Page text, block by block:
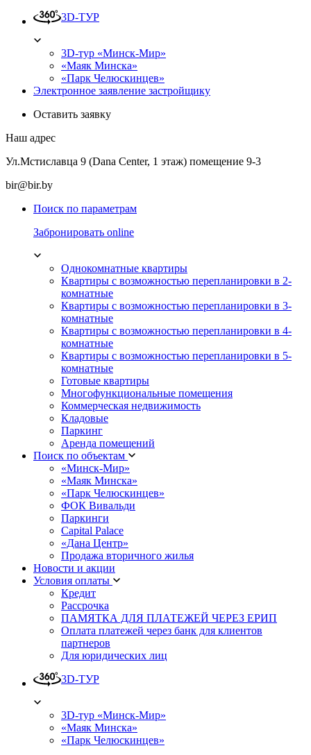
3D-ТУР
3D-тур «Минск-Мир»
«Маяк Минска»
«Парк Челюскинцев»
Электронное заявление застройщику
Оставить заявку
Наш адрес
Ул.Мстиславца 9 (Dana Center, 1 этаж) помещение 9-3
bir@bir.by
Поиск по параметрам
Забронировать online
Однокомнатные квартиры
Квартиры с возможностью перепланировки в 2-
комнатные
Квартиры с возможностью перепланировки в 3-
комнатные
Квартиры с возможностью перепланировки в 4-
комнатные
Квартиры с возможностью перепланировки в 5-
комнатные
Готовые квартиры
Многофункциональные помещения
Коммерческая недвижимость
Кладовые
Паркинг
Аренда помещений
Поиск по объектам
«Минск-Мир»
«Маяк Минска»
«Парк Челюскинцев»
ФОК Вивальди
Паркинги
Capital Palace
«Дана Центр»
Продажа вторичного жилья
Новости и акции
Условия оплаты
Кредит
Рассрочка
ПАМЯТКА ДЛЯ ПЛАТЕЖЕЙ ЧЕРЕЗ ЕРИП
Оплата платежей через банк для клиентов
партнеров
Для юридических лиц
3D-ТУР
3D-тур «Минск-Мир»
«Маяк Минска»
«Парк Челюскинцев»